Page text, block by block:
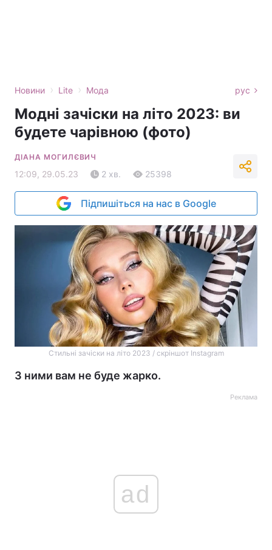
Новини › Lite › Мода рус
Модні зачіски на літо 2023: ви
будете чарівною (фото)
ДІАНА МОГИЛЄВИЧ
12:09, 29.05.23 2 хв. 25398
Підпишіться на нас в Google
Стильні зачіски на літо 2023 / скріншот Instagram
З ними вам не буде жарко.
Реклама
ad